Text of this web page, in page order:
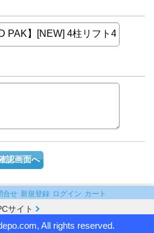
合せ 新規登録 ログイン カート
サイト
All rights reserved.